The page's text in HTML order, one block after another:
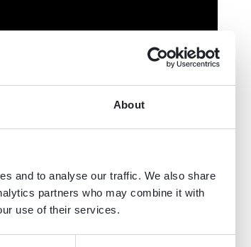
About
and to analyse our traffic. We also share
partners who may combine it with
use of their services.